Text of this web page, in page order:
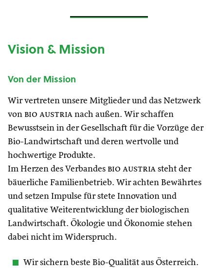
Vision & Mission
Von der Mission
Wir vertreten unsere Mitglieder und das Netzwerk
von bio austria nach außen. Wir schaffen
Bewusstsein in der Gesellschaft für die Vorzüge der
Bio-Landwirtschaft und deren wertvolle und
hochwertige Produkte.
Im Herzen des Verbandes bio austria steht der
bäuerliche Familienbetrieb. Wir achten Bewährtes
und setzen Impulse für stete Innovation und
qualitative Weiterentwicklung der biologischen
Landwirtschaft. Ökologie und Ökonomie stehen
dabei nicht im Widerspruch.
Wir sichern beste Bio-Qualität aus Österreich.